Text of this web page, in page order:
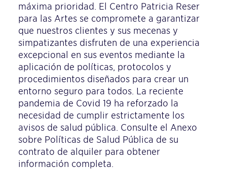
máxima prioridad. El Centro Patricia Reser
para las Artes se compromete a garantizar
que nuestros clientes y sus mecenas y
simpatizantes disfruten de una experiencia
excepcional en sus eventos mediante la
aplicación de políticas, protocolos y
procedimientos diseñados para crear un
entorno seguro para todos. La reciente
pandemia de Covid 19 ha reforzado la
necesidad de cumplir estrictamente los
avisos de salud pública. Consulte el Anexo
sobre Políticas de Salud Pública de su
contrato de alquiler para obtener
información completa.